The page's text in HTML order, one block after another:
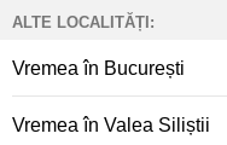
ALTE LOCALITĂȚI:
Vremea în București
Vremea în Valea Siliștii